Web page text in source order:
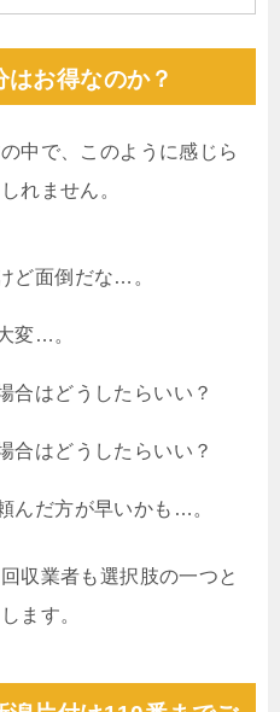
お得なのか？
中で、このように感じら
れません。
ど面倒だな…。
変…。
合はどうしたらいい？
合はどうしたらいい？
んだ方が早いかも…。
収業者も選択肢の一つと
ます。